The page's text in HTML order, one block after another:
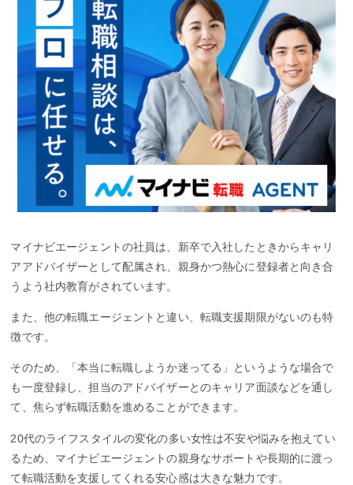
マイナビエージェントの社員は、新卒で入社したときからキャリ
アアドバイザーとして配属され、親身かつ熱心に登録者と向き合
うよう社内教育がされています。
また、他の転職エージェントと違い、転職支援期限がないのも特
徴です。
そのため、「本当に転職しようか迷ってる」というような場合で
も一度登録し、担当のアドバイザーとのキャリア面談などを通し
て、焦らず転職活動を進めることができます。
20代のライフスタイルの変化の多い女性は不安や悩みを抱えてい
るため、マイナビエージェントの親身なサポートや長期的に渡っ
て転職活動を支援してくれる安心感は大きな魅力です。